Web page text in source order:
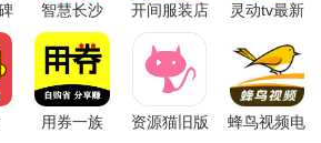
大量玩家。游戏中的策略战斗和角色
深度且持久的游戏体验。同时，社交
戏更加生动有趣。尽管有时可能会遇
总体来说，《潮汐守望者》是一款值
欢策略冒险和角色扮演的玩家尝试。
智慧长沙
app
开间服装店
灵动tv最新
用券一族 资源猫旧版
蜂鸟视频电